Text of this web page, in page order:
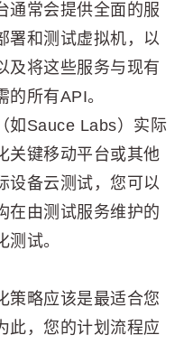
通常会提供全面的服
署和测试虚拟机，以
及将这些服务与现有
所有API。
如Sauce Labs）实际
关键移动平台或其他
设备云测试，您可以
在由测试服务维护的
试。
策略应该是最适合您
此，您的计划流程应